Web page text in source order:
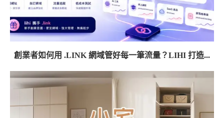
創業者如何用 .LINK 網域管好每一筆流量？LIHI 打造...